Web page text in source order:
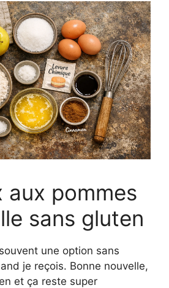
aux pommes
sans gluten
une option sans
je reçois. Bonne nouvelle,
et ça reste super